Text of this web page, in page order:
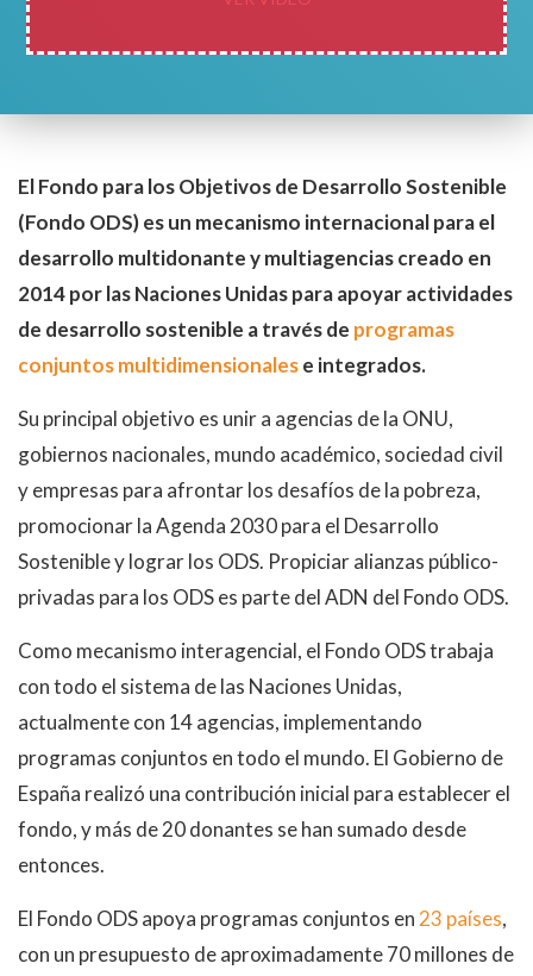
El Fondo para los Objetivos de Desarrollo Sostenible
(Fondo ODS)es un mecanismo internacional para el
desarrollo multidonante ymultiagenciascreado en
2014 por las Naciones Unidas para apoyar actividades
de desarrollo sostenible a través de programas
conjuntos multidimensionalese integrados.
Su principal objetivo es unir a agencias de la ONU,
gobiernos nacionales, mundo académico, sociedad civil
y empresas para afrontar los desafíos de la pobreza,
promocionar la Agenda 2030 para el Desarrollo
Sostenible y lograr los ODS. Propiciar alianzas público-
privadas para los ODS es parte del ADN del Fondo ODS.
Como mecanismo interagencial, el Fondo ODS trabaja
con todo el sistema de las Naciones Unidas,
actualmente con 14 agencias, implementando
programas conjuntos en todo el mundo. El Gobierno de
España realizó una contribución inicial para establecer el
fondo, y más de 20 donantes se han sumado desde
entonces.
El Fondo ODS apoya programas conjuntos en 23 países,
con un presupuesto de aproximadamente 70 millones de